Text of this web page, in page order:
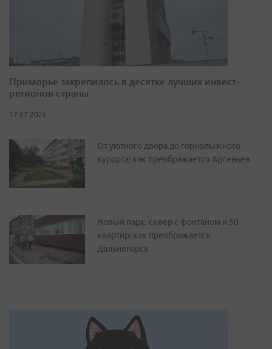
Приморье закрепилось в десятке лучших инвест-
регионов страны
17.07.2026
От уютного двора до горнолыжного
курорта: как преображается Арсеньев
Новый парк, сквер с фонтаном и 50
квартир: как преображается
Дальнегорск